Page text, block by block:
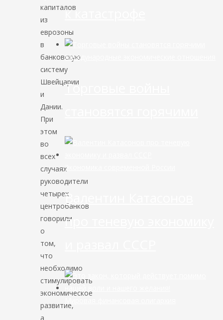
капиталов
из
еврозоны
в
банковскую
систему
Швейцарии
и
Дании.
При
этом
во
всех
случаях
руководители
четырех
центробанков
говорили
о
том,
что
необходимо
стимулировать
экономическое
развитие,
а
к катастрофе
Международные экономические отношения
Торговые войны
Экономика современной России
Валентин Катасонов
про теневую экономику